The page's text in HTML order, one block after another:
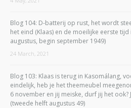
Blog 104: D-batterij op rust, het wordt
het eind (Klaas) en de moeilijke eerste tijd
augustus, begin september 1949)
24 March, 2021
Blog 103: Klaas is terug in Kasomálang,
eindelijk, heb je het theemeubel
6 november en jij meiske, durf jij het ook?
(tweede helft augustus 49)